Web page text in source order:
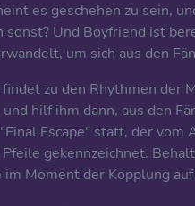
es geschehen zu sein,
sonst? Und Boyfriend ist
um sich aus den
zu den Rhythmen der
und hilf ihm dann, aus den
Escape" statt, der
gekennzeichnet.
im Moment der Kopplung